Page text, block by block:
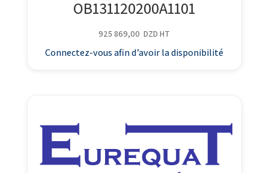
OB131120200A1101
925 869,00 DZD HT
Connectez-vous afin d’avoir la disponibilité